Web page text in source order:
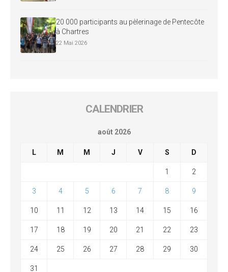
20 000 participants au pèlerinage de Pentecôte
à Chartres
22 Mai 2026
CALENDRIER
août 2026
L M M J V S D
1 2
3 4 5 6 7 8 9
10 11 12 13 14 15 16
17 18 19 20 21 22 23
24 25 26 27 28 29 30
31